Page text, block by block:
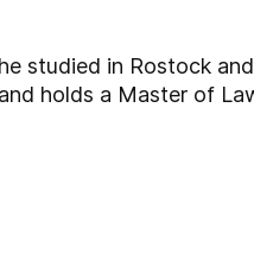
studied in Rostock
holds a Master of